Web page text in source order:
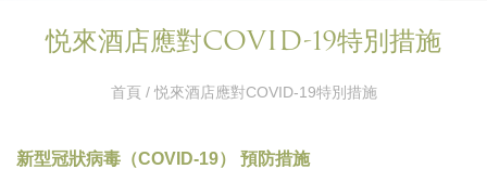
悦來酒店應對COVID-19特別措施
首頁/ 悦來酒店應對COVID-19特別措施
新型冠狀病毒（COVID-19） 預防措施